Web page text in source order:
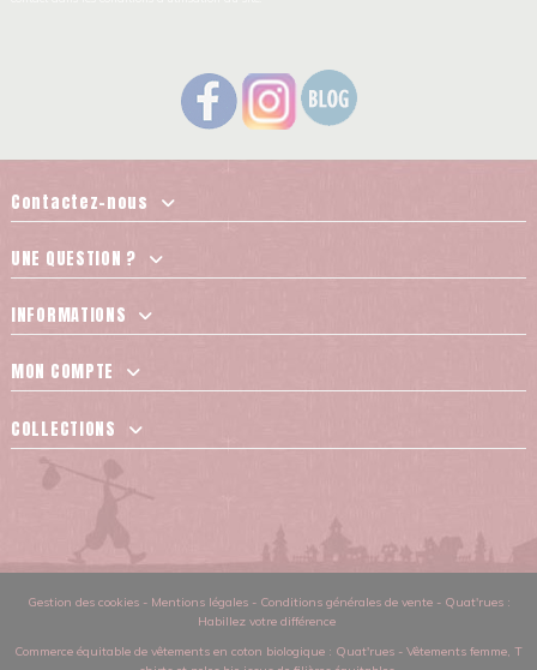
Contactez-nous
UNE QUESTION ?
INFORMATIONS
MON COMPTE
COLLECTIONS
Gestion des cookies- Mentions légales- Conditions générales de vente- Quat'rues :
Habillez votre différence
Commerce équitable de vêtements en coton biologique : Quat'rues - Vêtements femme, T